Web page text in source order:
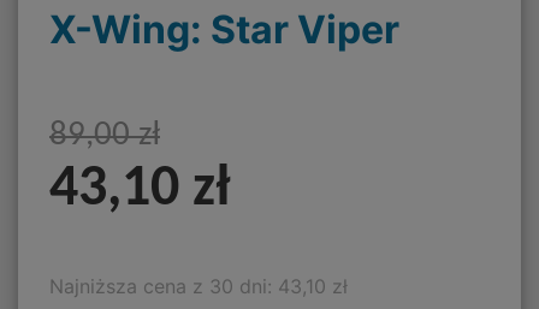
X-Wing: Star Viper
89,00 zł
43,10 zł
Najniższa cena z 30 dni: 43,10 zł